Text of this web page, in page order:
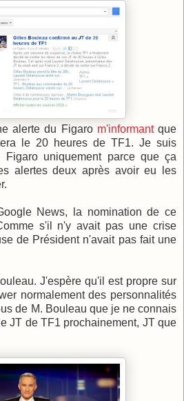
alerte du Figaro m'informantque
le 20 heures de TF1. Je suis
uniquement parce que ça
alertes deux après avoir eu les
News, la nomination de ce
s'il n'y avait pas une crise
de Président n'avait pas fait une
J'espère qu'il est propre sur
normalement des personnalités
de M. Bouleau que je ne connais
JT de TF1 prochainement, JT que